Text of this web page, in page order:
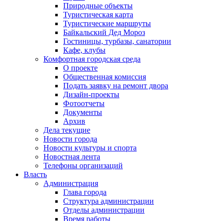
Природные объекты
Туристическая карта
Туристические маршруты
Байкальский Дед Мороз
Гостиницы, турбазы, санатории
Кафе, клубы
Комфортная городская среда
О проекте
Общественная комиссия
Подать заявку на ремонт двора
Дизайн-проекты
Фотоотчеты
Документы
Архив
Дела текущие
Новости города
Новости культуры и спорта
Новостная лента
Телефоны организаций
Власть
Администрация
Глава города
Структура администрации
Отделы администрации
Время работы